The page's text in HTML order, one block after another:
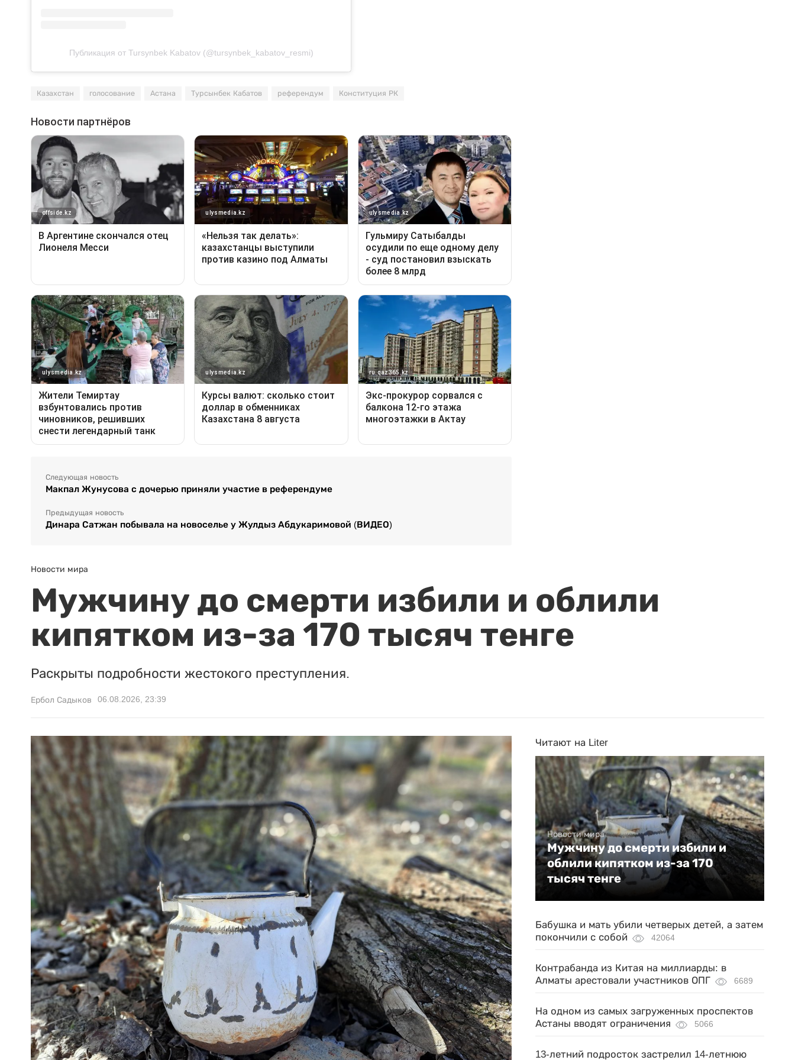
Публикация от Tursynbek Kabatov (@tursynbek_kabatov_resmi)
Казахстан голосование Астана Турсынбек Кабатов референдум Конституция РК
Следующая новость
Макпал Жунусова с дочерью приняли участие в референдуме
Предыдущая новость
Динара Сатжан побывала на новоселье у Жулдыз Абдукаримовой (ВИДЕО)
Новости мира
Мужчину до смерти избили и облили
кипятком из-за 170 тысяч тенге
Раскрыты подробности жестокого преступления.
Ербол Садыков 06.08.2026, 23:39
Читают на Liter
Новости мира
Мужчину до смерти избили и
облили кипятком из-за 170
тысяч тенге
Бабушка и мать убили четверых детей, а затем
покончили с собой
42064
Контрабанда из Китая на миллиарды: в
Алматы арестовали участников ОПГ
6689
На одном из самых загруженных проспектов
Астаны вводят ограничения
5066
13-летний подросток застрелил 14-летнюю